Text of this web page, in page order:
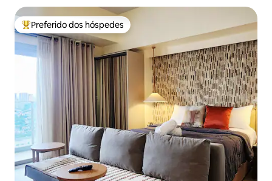
Entre os melhores preferidos dos hóspedes
Preferido dos hóspedes